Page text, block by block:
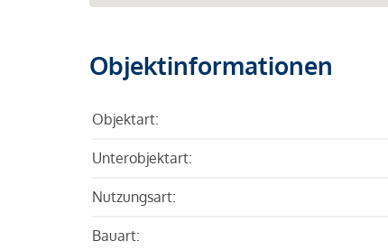
Objektinformationen
Objektart:
Unterobjektart:
Nutzungsart:
Bauart: